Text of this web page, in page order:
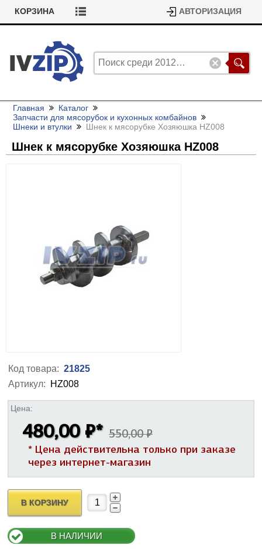
КОРЗИНА АВТОРИЗАЦИЯ
Главная
Каталог
Запчасти для мясорубок и кухонных комбайнов
Шнеки и втулки
Шнек к мясорубке Хозяюшка HZ008
Шнек к мясорубке Хозяюшка HZ008
Код товара: 21825
Артикул:
HZ008
Цена:
480,00 ₽* 550,00 ₽
* Цена действительна только при заказе
через интернет-магазин
В КОРЗИНУ
В НАЛИЧИИ